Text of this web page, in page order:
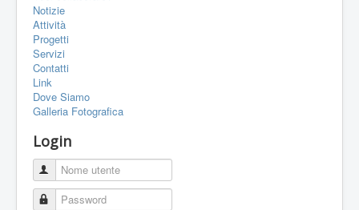
LINK
FORUM
Notizie
Attività
Progetti
Servizi
Contatti
Link
Dove Siamo
Galleria Fotografica
Login
Nome utente
Password